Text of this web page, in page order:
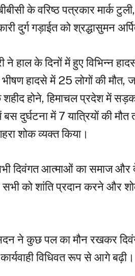
के वरिष्ठ पत्रकार मार्क
दुर्ग गड़ाईत को श्रद्धासुमन
हाल के दिनों में हुए विभिन्न
हादसे में 25 लोगों की मौत,
शहीद होने, हिमाचल प्रदेश में
दुर्घटना में 7 यात्रियों की
शोक व्यक्त किया।
दिवंगत आत्माओं का समाज और
सभी को शांति प्रदान करने और
सदन ने कुछ पल का मौन रखकर
विधिवत रूप से आगे बढ़ी।